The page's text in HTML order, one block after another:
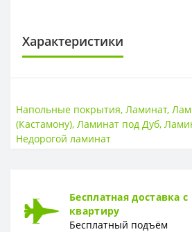
Характеристики
Класс износостойкости
ТОЛЩИНА
Напольные покрытия, Ламинат,
(Кастамону), Ламинат под Дуб,
Недорогой ламинат
Бесплатная доставка
квартиру
Бесплатный подъём